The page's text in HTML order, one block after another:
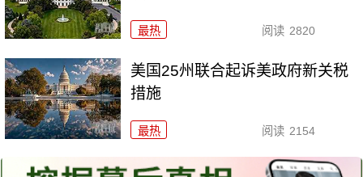
最热 阅读 2820
美国25州联合起诉美政府新关税
措施
最热 阅读 2154